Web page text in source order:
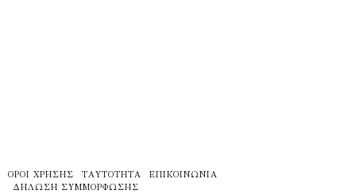
ΌΡΟΙ ΧΡΉΣΗΣ ΤΑΥΤΌΤΗΤΑ
ΕΠΙΚΟΙΝΩΝΊΑ
ΔΉΛΩΣΗ ΣΥΜΜΌΡΦΩΣΗΣ